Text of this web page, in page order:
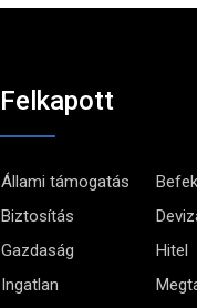
Felkapott
Állami támogatás
Biztosítás
Gazdaság
Hitel
Ingatlan